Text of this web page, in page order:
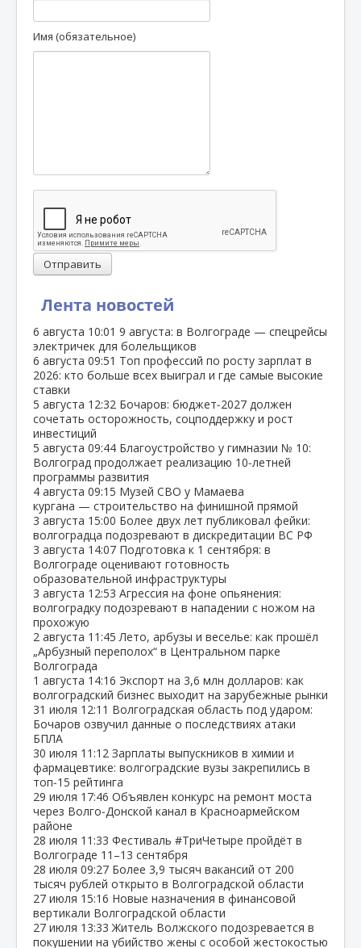
Лента новостей
6 августа 10:01 9 августа: в Волгограде — спецрейсы
электричек для болельщиков
6 августа 09:51 Топ профессий по росту зарплат в
2026: кто больше всех выиграл и где самые высокие
ставки
5 августа 12:32 Бочаров: бюджет‑2027 должен
сочетать осторожность, соцподдержку и рост
инвестиций
5 августа 09:44 Благоустройство у гимназии № 10:
Волгоград продолжает реализацию 10‑летней
программы развития
4 августа 09:15 Музей СВО у Мамаева
кургана — строительство на финишной прямой
3 августа 15:00 Более двух лет публиковал фейки:
волгоградца подозревают в дискредитации ВС РФ
3 августа 14:07 Подготовка к 1 сентября: в
Волгограде оценивают готовность
образовательной инфраструктуры
3 августа 12:53 Агрессия на фоне опьянения:
волгоградку подозревают в нападении с ножом на
прохожую
2 августа 11:45 Лето, арбузы и веселье: как прошёл
„Арбузный переполох“ в Центральном парке
Волгограда
1 августа 14:16 Экспорт на 3,6 млн долларов: как
волгоградский бизнес выходит на зарубежные рынки
31 июля 12:11 Волгоградская область под ударом:
Бочаров озвучил данные о последствиях атаки
БПЛА
30 июля 11:12 Зарплаты выпускников в химии и
фармацевтике: волгоградские вузы закрепились в
топ‑15 рейтинга
29 июля 17:46 Объявлен конкурс на ремонт моста
через Волго‑Донской канал в Красноармейском
районе
28 июля 11:33 Фестиваль #ТриЧетыре пройдёт в
Волгограде 11–13 сентября
28 июля 09:27 Более 3,9 тысяч вакансий от 200
тысяч рублей открыто в Волгоградской области
27 июля 15:16 Новые назначения в финансовой
вертикали Волгоградской области
27 июля 13:33 Житель Волжского подозревается в
покушении на убийство жены с особой жестокостью
Имя (обязательное)
Отправить